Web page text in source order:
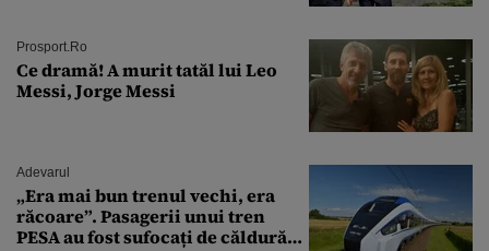
Prosport.ro
Ce dramă! A murit tatăl lui Leo
Messi, Jorge Messi
Adevarul
„Era mai bun trenul vechi, era
răcoare”. Pasagerii unui tren
PESA au fost sufocați de căldură